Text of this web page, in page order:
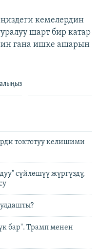
кемелердин
шарт бир катар
гана ишке ашарын
токтотуу келишими
сүйлөшүү жүргүздү,
бар". Трамп менен